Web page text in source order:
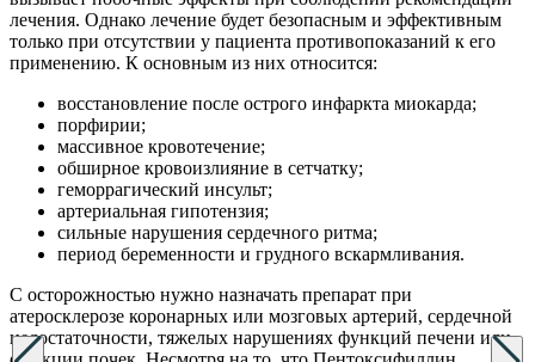
лечения. Однако лечение будет безопасным и эффективным
только при отсутствии у пациента противопоказаний к его
применению. К основным из них относится:
восстановление после острого инфаркта миокарда;
порфирии;
массивное кровотечение;
обширное кровоизлияние в сетчатку;
геморрагический инсульт;
артериальная гипотензия;
сильные нарушения сердечного ритма;
период беременности и грудного вскармливания.
С осторожностью нужно назначать препарат при
атеросклерозе коронарных или мозговых артерий, сердечной
недостаточности, тяжелых нарушениях функций печени или